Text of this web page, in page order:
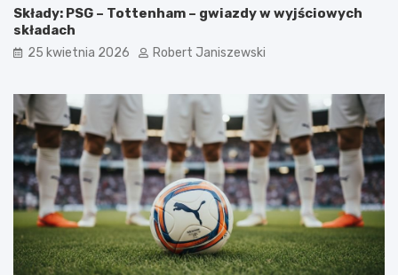
Składy: PSG – Tottenham – gwiazdy w wyjściowych
składach
25 kwietnia 2026 Robert Janiszewski